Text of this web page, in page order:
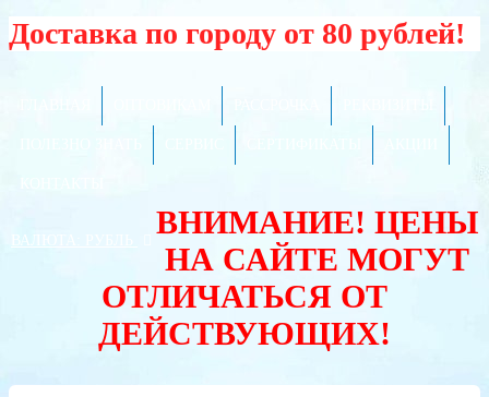
Доставка по городу от 80 рублей!
ВАЛЮТА:
ВНИМАНИЕ! ЦЕНЫ
НА САЙТЕ МОГУТ
ОТЛИЧАТЬСЯ ОТ
ДЕЙСТВУЮЩИХ!